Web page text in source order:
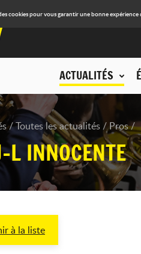
cookies pour vous garantir une bonne
ACTUALITÉS
Toutes les actualités Pros
L INNOCENTE
à la liste